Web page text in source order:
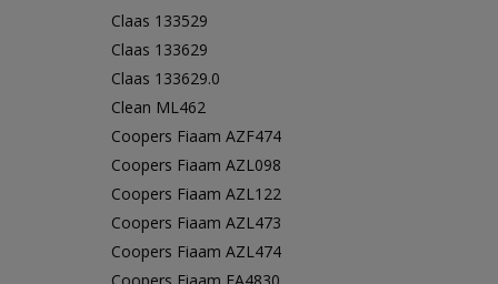
Claas 133529
Claas 133629
Claas 133629.0
Clean ML462
Coopers Fiaam AZF474
Coopers Fiaam AZL098
Coopers Fiaam AZL122
Coopers Fiaam AZL473
Coopers Fiaam AZL474